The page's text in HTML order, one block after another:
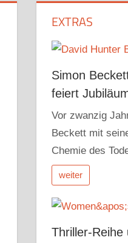
EXTRAS
Simon
feiert
Vor zwanzig
Beckett mit
Chemie des
weiter
Thriller-Reihe